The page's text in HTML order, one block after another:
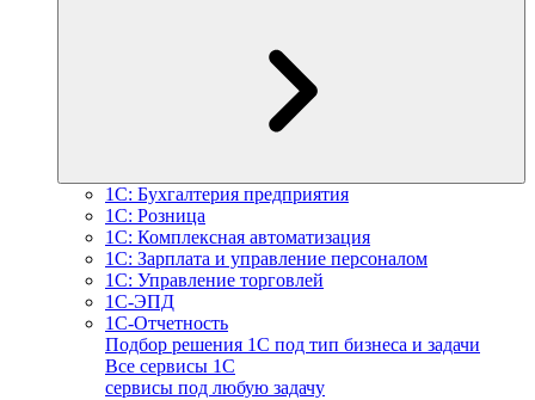
1С: Бухгалтерия предприятия
1С: Розница
1С: Комплексная автоматизация
1С: Зарплата и управление персоналом
1С: Управление торговлей
1С-ЭПД
1С-Отчетность
Подбор решения 1С под тип бизнеса и задачи
Все сервисы 1С
сервисы под любую задачу